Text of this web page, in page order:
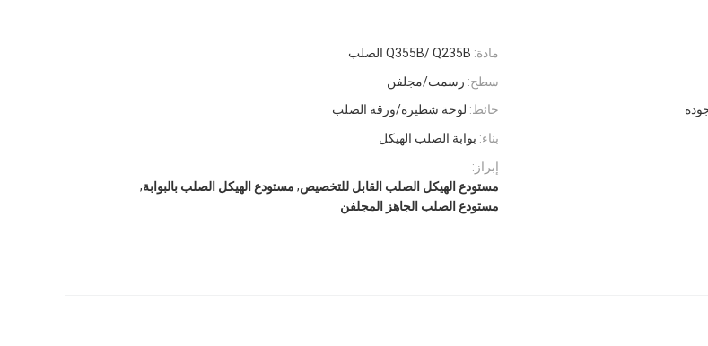
مادة: Q355B/ Q235B الصلب
سطح: رسمت/مجلفن
حائط: لوحة شطيرة/ورقة الصلب
بناء: بوابة الصلب الهيكل
إبراز:
مستودع الهيكل الصلب القابل للتخصيص, مستودع الهيكل الصلب بالبوابة,
مستودع الصلب الجاهز المجلفن